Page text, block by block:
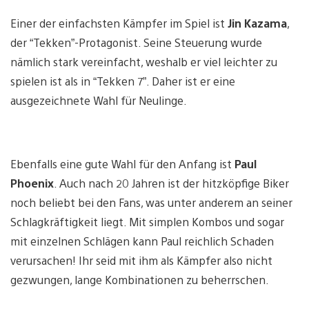
Einer der einfachsten Kämpfer im Spiel ist Jin Kazama,
der “Tekken”-Protagonist. Seine Steuerung wurde
nämlich stark vereinfacht, weshalb er viel leichter zu
spielen ist als in “Tekken 7”. Daher ist er eine
ausgezeichnete Wahl für Neulinge.
Ebenfalls eine gute Wahl für den Anfang ist Paul
Phoenix . Auch nach 20 Jahren ist der hitzköpfige Biker
noch beliebt bei den Fans, was unter anderem an seiner
Schlagkräftigkeit liegt. Mit simplen Kombos und sogar
mit einzelnen Schlägen kann Paul reichlich Schaden
verursachen! Ihr seid mit ihm als Kämpfer also nicht
gezwungen, lange Kombinationen zu beherrschen.